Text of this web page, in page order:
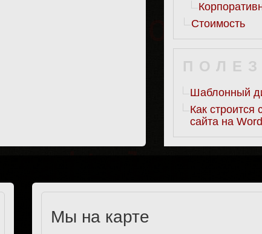
Стоимость
Шаблонный
Как строится
сайта на
Мы на карте